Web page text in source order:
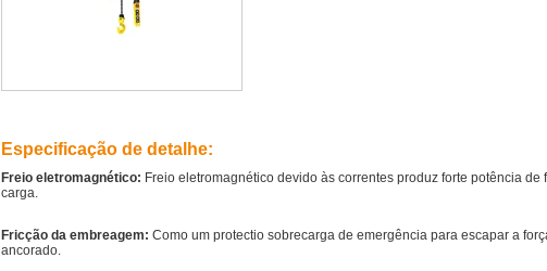
Especificação de detalhe:
Freio eletromagnético: Freio eletromagnético devido às correntes produz forte potência
carga.
Fricção da embreagem: Como um protectio sobrecarga de emergência para escapar a
ancorado.